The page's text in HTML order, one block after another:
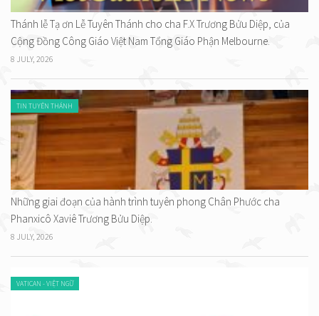
Thánh lễ Tạ ơn Lễ Tuyên Thánh cho cha F.X Trương Bửu Diệp, của
Cộng Đồng Công Giáo Việt Nam Tổng Giáo Phận Melbourne.
8 JULY, 2026
TIN TUYÊN THÁNH
Những giai đoạn của hành trình tuyên phong Chân Phước cha
Phanxicô Xaviê Trương Bửu Diệp.
8 JULY, 2026
VATICAN - VIỆT NGỮ